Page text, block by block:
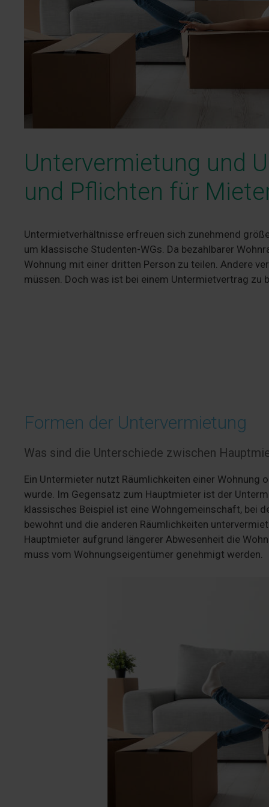
Untervermietung und
und Pflichten für
Untermietverhältnisse erfreuen sich zunehmend
um klassische Studenten-WGs. Da bezahlbarer
Wohnung mit einer dritten Person zu teilen. Andere
müssen. Doch was ist bei einem Untermietvertrag zu
Formen der Untervermietung
Was sind die Unterschiede zwischen
Ein Untermieter nutzt Räumlichkeiten einer Wohnung
wurde. Im Gegensatz zum Hauptmieter ist der
klassisches Beispiel ist eine Wohngemeinschaft, bei
bewohnt und die anderen Räumlichkeiten
Hauptmieter aufgrund längerer Abwesenheit die
muss vom Wohnungseigentümer genehmigt werden.